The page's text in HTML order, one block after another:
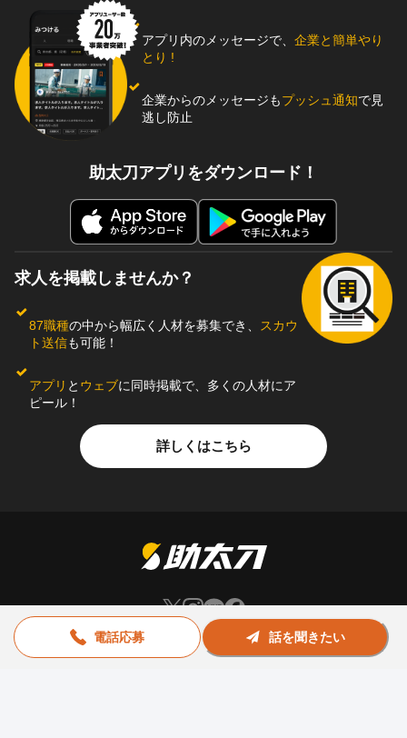
電話応募 話を聞きたい
アプリ内のメッセージで、 企業と簡単やり
とり !
企業からのメッセージもプッシュ通知で見
逃し防止
助太刀アプリをダウンロード！
求人を掲載しませんか？
87職種の中から幅広く人材を募集でき、
スカウ
ト送信も可能！
アプリ と ウェブに同時掲載で、多くの人材にア
ピール！
詳しくはこちら
お問い合わせ
助太刀社員に掲載をお考えの企業様
プライバシーポリシー
利用規約 運営会社